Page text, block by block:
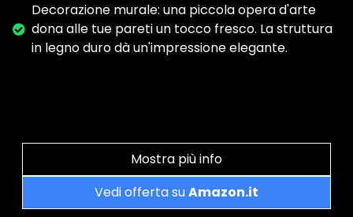
Decorazione murale: una piccola opera d'arte
dona alle tue pareti un tocco fresco. La struttura
in legno duro dà un'impressione elegante.
Mostra più info
Vedi offerta suAmazon.it